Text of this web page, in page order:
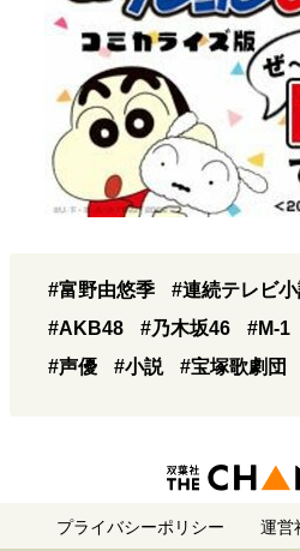
#富野由悠季 #連続テレビ
#AKB48
#乃木坂46 #M-1
#声優
#小説 #宝塚歌劇団
プライバシーポリシー 運営